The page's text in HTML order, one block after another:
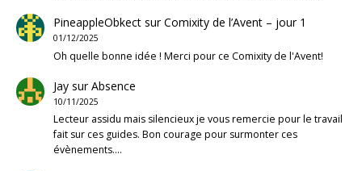
PineappleObkectsurComixity de l’Avent – jour 1
01/12/2025
Oh quelle bonne idée ! Merci pour ce Comixity de l'Avent!
JaysurAbsence
10/11/2025
Lecteur assidu mais silencieux je vous remercie pour le travail
fait sur ces guides. Bon courage pour surmonter ces
évènements.…